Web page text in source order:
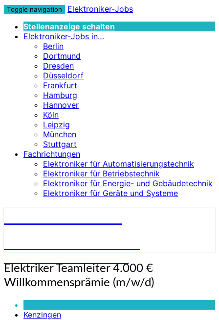
Toggle navigation
Elektroniker-Jobs
Stellenanzeige schalten
Elektroniker-Jobs in…
Berlin
Dortmund
Dresden
Düsseldorf
Frankfurt
Hamburg
Hannover
Köln
Leipzig
München
Stuttgart
Fachrichtungen
Elektroniker für Automatisierungstechnik
Elektroniker für Betriebstechnik
Elektroniker für Energie- und Gebäudetechnik
Elektroniker für Geräte und Systeme
Elektriker
Teamleiter
4.000
Willkommensprämie
(m/w/d)
Elektriker Teamleiter 4.000 €
Willkommensprämie (m/w/d)
Kenzingen